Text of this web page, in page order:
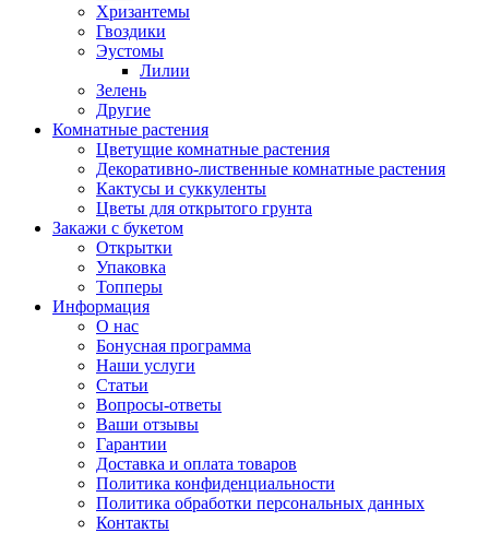
Хризантемы
Гвоздики
Эустомы
Лилии
Зелень
Другие
Комнатные растения
Цветущие комнатные растения
Декоративно-лиственные комнатные растения
Кактусы и суккуленты
Цветы для открытого грунта
Закажи с букетом
Открытки
Упаковка
Топперы
Информация
О нас
Бонусная программа
Наши услуги
Статьи
Вопросы-ответы
Ваши отзывы
Гарантии
Доставка и оплата товаров
Политика конфиденциальности
Политика обработки персональных данных
Контакты